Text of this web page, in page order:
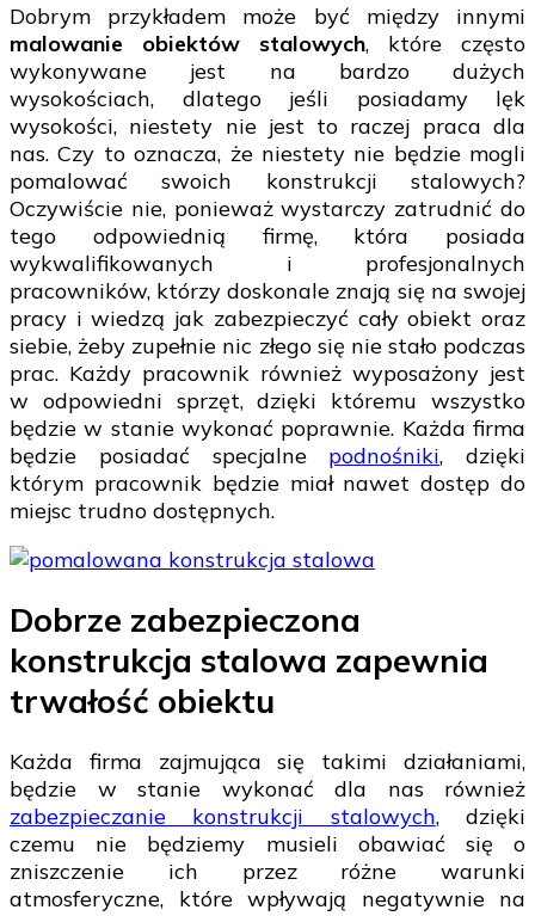
Dobrym przykładem może być między innymi
malowanie obiektów stalowych, które często
wykonywane jest na bardzo dużych
wysokościach, dlatego jeśli posiadamy lęk
wysokości, niestety nie jest to raczej praca dla
nas. Czy to oznacza, że niestety nie będzie mogli
pomalować swoich konstrukcji stalowych?
Oczywiście nie, ponieważ wystarczy zatrudnić do
tego odpowiednią firmę, która posiada
wykwalifikowanych i profesjonalnych
pracowników, którzy doskonale znają się na swojej
pracy i wiedzą jak zabezpieczyć cały obiekt oraz
siebie, żeby zupełnie nic złego się nie stało podczas
prac. Każdy pracownik również wyposażony jest
w odpowiedni sprzęt, dzięki któremu wszystko
będzie w stanie wykonać poprawnie. Każda firma
będzie posiadać specjalne podnośniki, dzięki
którym pracownik będzie miał nawet dostęp do
miejsc trudno dostępnych.
Dobrze zabezpieczona
konstrukcja stalowa zapewnia
trwałość obiektu
Każda firma zajmująca się takimi działaniami,
będzie w stanie wykonać dla nas również
zabezpieczanie konstrukcji stalowych, dzięki
czemu nie będziemy musieli obawiać się o
zniszczenie ich przez różne warunki
atmosferyczne, które wpływają negatywnie na